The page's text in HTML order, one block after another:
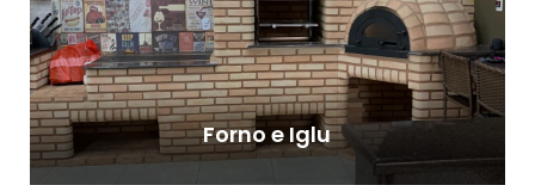
Forno e Iglu